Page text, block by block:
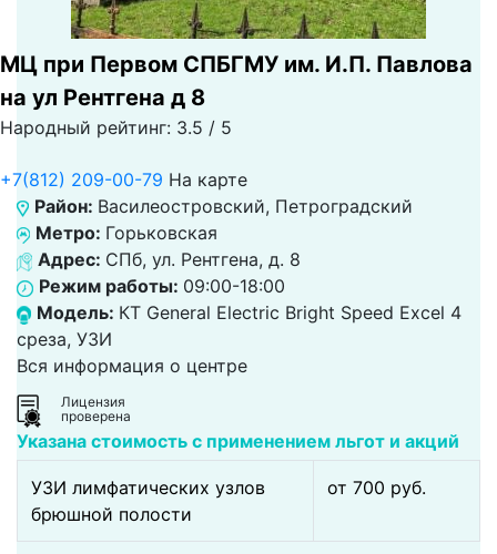
МЦ при Первом СПБГМУ им. И.П. Павлова
на ул Рентгена д 8
Народный рейтинг: 3.5 / 5
+7(812) 209-00-79 На карте
Район: Василеостровский, Петроградский
Метро: Горьковская
Адрес: СПб, ул. Рентгена, д. 8
Режим работы: 09:00-18:00
Модель: КТ General Electric Bright Speed Excel 4
среза, УЗИ
Вся информация о центре
Лицензия
проверена
Указана стоимость с применением льгот и акций
УЗИ лимфатических узлов
брюшной полости
от 700 pуб.